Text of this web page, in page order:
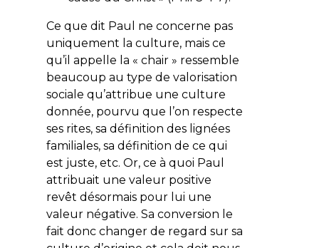
Ce que dit Paul ne concerne pas
uniquement la culture, mais ce
qu’il appelle la « chair » ressemble
beaucoup au type de valorisation
sociale qu’attribue une culture
donnée, pourvu que l’on respecte
ses rites, sa définition des lignées
familiales, sa définition de ce qui
est juste, etc. Or, ce à quoi Paul
attribuait une valeur positive
revêt désormais pour lui une
valeur négative. Sa conversion le
fait donc changer de regard sur sa